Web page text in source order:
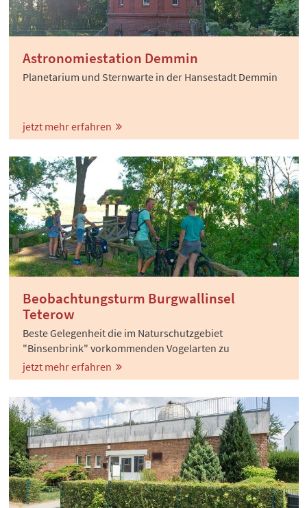
Astronomiestation Demmin
Planetarium und Sternwarte in der Hansestadt Demmin
jetzt mehr erfahren
Beobachtungsturm Burgwallinsel
Teterow
Beste Gelegenheit die im Naturschutzgebiet
"Binsenbrink" vorkommenden Vogelarten zu
beobachten.
jetzt mehr erfahren